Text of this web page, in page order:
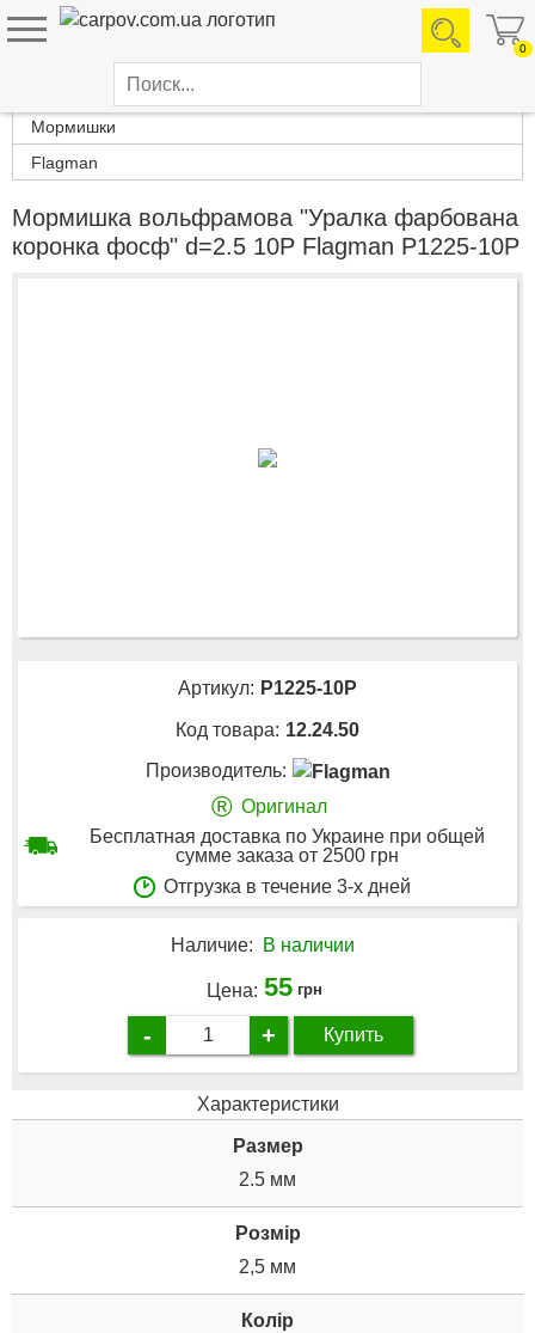
0
Каталог товаров
Мормишки
Flagman
Мормишка вольфрамова "Уралка фарбована
коронка фосф" d=2.5 10P Flagman P1225-10P
Артикул: P1225-10P
Код товара: 12.24.50
Производитель:
® Оригинал
Бесплатная доставка по Украине при общей
сумме заказа от 2500 грн
Отгрузка в течение 3-х дней
Наличие: В наличии
Цена: 55 грн
- + Купить
Характеристики
Размер
2.5 мм
Розмір
2,5 мм
Колір